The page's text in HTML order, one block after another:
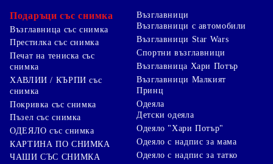
Подаръци със снимка
Възглавница със снимка
Престилка със снимка
Печат на тениска със
снимка
ХАВЛИИ / КЪРПИ със
снимка
Покривка със снимка
Пъзел със снимка
ОДЕЯЛО със снимка
КАРТИНА ПО СНИМКА
ЧАШИ СЪС СНИМКА
Възглавници
Възглавници с автомобили
Възглавници Star Wars
Спортни възглавници
Възглавница Хари Потър
Възглавници Малкият
Принц
Одеяла
Детски одеяла
Одеяло "Хари Потър"
Одеяло с надпис за мама
Одеяло с надпис за татко